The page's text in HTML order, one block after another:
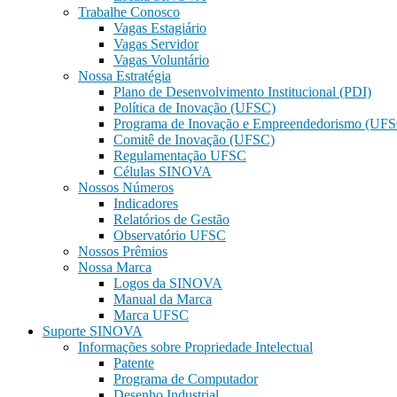
Trabalhe Conosco
Vagas Estagiário
Vagas Servidor
Vagas Voluntário
Nossa Estratégia
Plano de Desenvolvimento Institucional (PDI)
Política de Inovação (UFSC)
Programa de Inovação e Empreendedorismo
Comitê de Inovação (UFSC)
Regulamentação UFSC
Células SINOVA
Nossos Números
Indicadores
Relatórios de Gestão
Observatório UFSC
Nossos Prêmios
Nossa Marca
Logos da SINOVA
Manual da Marca
Marca UFSC
Suporte SINOVA
Informações sobre Propriedade Intelectual
Patente
Programa de Computador